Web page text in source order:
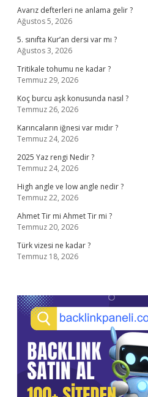
Avarız defterleri ne anlama gelir ?
Ağustos 5, 2026
5. sınıfta Kur’an dersi var mı ?
Ağustos 3, 2026
Tritikale tohumu ne kadar ?
Temmuz 29, 2026
Koç burcu aşk konusunda nasıl ?
Temmuz 26, 2026
Karıncaların iğnesi var mıdır ?
Temmuz 24, 2026
2025 Yaz rengi Nedir ?
Temmuz 24, 2026
High angle ve low angle nedir ?
Temmuz 22, 2026
Ahmet Tir mi Ahmet Tir mi ?
Temmuz 20, 2026
Türk vizesi ne kadar ?
Temmuz 18, 2026